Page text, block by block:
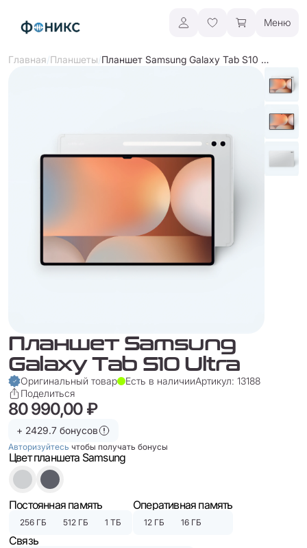
Меню
Главная/Планшеты/ Планшет Samsung Galaxy Tab S10 Ultra
Планшет Samsung
Galaxy Tab S10 Ultra
Оригинальный товар Есть в наличииАртикул: 13188
Поделиться
80 990,00 ₽
+ 2429.7 бонусов
Авторизуйтесь чтобы получать бонусы
Цвет планшета Samsung
Постоянная память
256 ГБ 512 ГБ 1 ТБ
Оперативная память
12 ГБ 16 ГБ
Связь